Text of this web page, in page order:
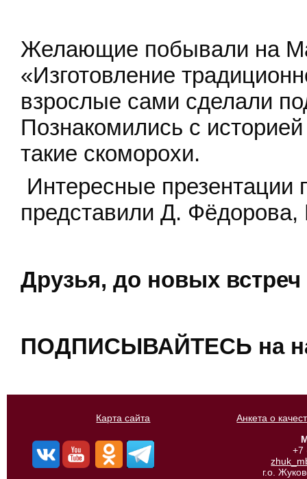
Желающие побывали на
«Изготовление
взрослые сами сделали
Познакомились с
такие скоморохи.
Интересные презентации
представили Д.
Друзья, до новых
ПОДПИСЫВАЙТЕСЬ на
Карта сайта
Анкета о
+7
г.о.